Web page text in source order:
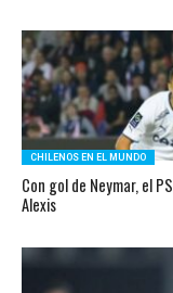
CHILENOS EN EL MUNDO
Con gol de Neymar, el
Alexis